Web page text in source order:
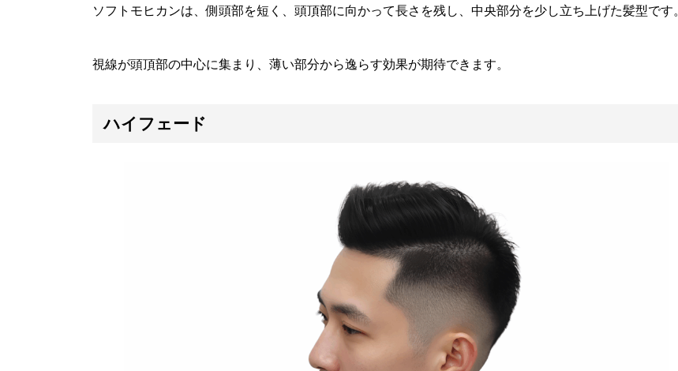
ソフトモヒカンは、側頭部を短く、頭頂部に向かって長さを残し、中央部分を少し立ち上げた髪型です。
視線が頭頂部の中心に集まり、薄い部分から逸らす効果が期待できます。
ハイフェード